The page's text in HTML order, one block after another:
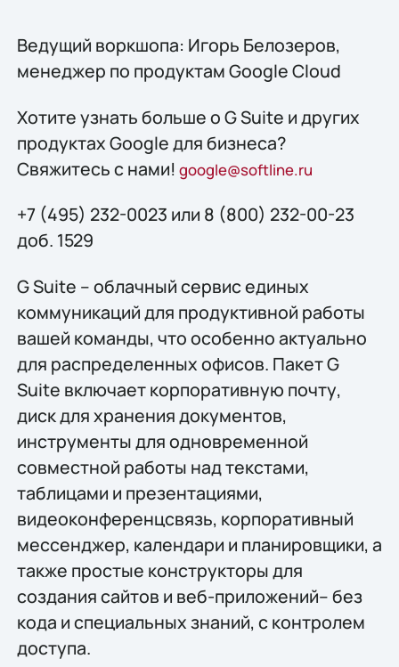
Ведущий воркшопа: Игорь Белозеров,
менеджер по продуктам Google Cloud
Хотите узнать больше о G Suite и других
продуктах Google для бизнеса?
Свяжитесь с нами! google@softline.ru
+7 (495) 232-0023 или 8 (800) 232-00-23
доб. 1529
G Suite – облачный сервис единых
коммуникаций для продуктивной работы
вашей команды, что особенно актуально
для распределенных офисов. Пакет G
Suite включает корпоративную почту,
диск для хранения документов,
инструменты для одновременной
совместной работы над текстами,
таблицами и презентациями,
видеоконференцсвязь, корпоративный
мессенджер, календари и планировщики, а
также простые конструкторы для
создания сайтов и веб-приложений– без
кода и специальных знаний, с контролем
доступа.